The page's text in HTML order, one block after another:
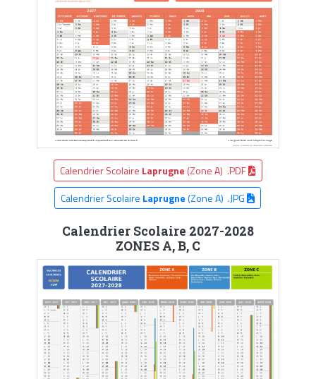
Calendrier Scolaire Laprugne (Zone A) .PDF
Calendrier Scolaire Laprugne(Zone A) .JPG
Calendrier Scolaire 2027-2028
ZONES A, B, C